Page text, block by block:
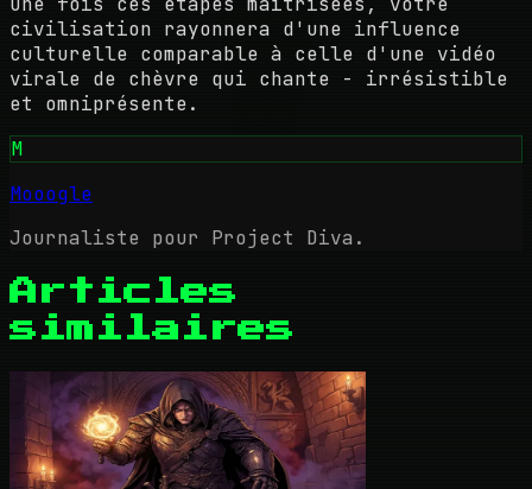
civilisation rayonnera d'une influence
culturelle comparable à celle d'une vidéo
virale de chèvre qui chante - irrésistible
et omniprésente.
M
Mooogle
Journaliste pour Project Diva.
Articles
similaires